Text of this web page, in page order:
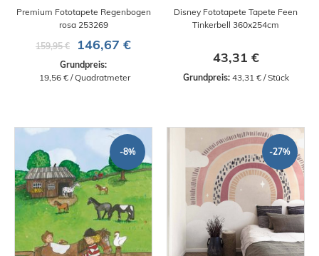
Premium Fototapete Regenbogen
rosa 253269
159,95 €
146,67 €
Grundpreis:
19,56 € / Quadratmeter
Disney Fototapete Tapete Feen
Tinkerbell 360x254cm
43,31 €
Grundpreis: 43,31 € / Stück
-8% -27%